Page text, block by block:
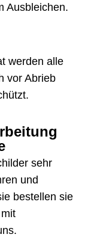
Ausbleichen.
werden alle
vor Abrieb
sehr
und
bestellen sie